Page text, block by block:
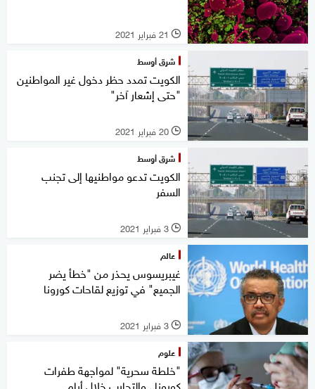
l 21 فبراير 2021
شرق أوسط
الكويت تمدد حظر دخول غير المواطنين
"حتى إشعار آخر"
l 20 فبراير 2021
شرق أوسط
الكويت تدعو مواطنيها إلى تجنب
السفر
l 3 فبراير 2021
عالم
غيبريسوس يحذر من "خطأ يضر
الجميع" في توزيع لقاحات كورونا
l 3 فبراير 2021
علوم
"خلطة سحرية" لمواجهة طفرات